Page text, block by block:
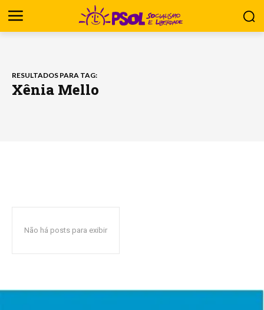
RESULTADOS PARA TAG:
Xênia Mello
Não há posts para exibir